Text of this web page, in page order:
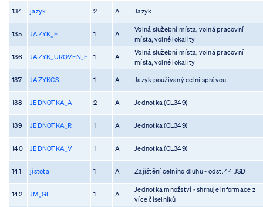
134 jazyk 2 A Jazyk
135 JAZYK_F 1 A
Volná služební místa, volná pracovní
místa, volné lokality
136 JAZYK_UROVEN_F 1 A
Volná služební místa, volná pracovní
místa, volné lokality
137 JAZYKCS 1 A Jazyk používaný celní správou
138 JEDNOTKA_A 2 A Jednotka (CL349)
139 JEDNOTKA_R 1 A Jednotka (CL349)
140 JEDNOTKA_V 1 A Jednotka (CL349)
141 jistota 1 A Zajištění celního dluhu - odst. 44 JSD
142 JM_GL 1 A
Jednotka množství - shrnuje informace z
více číselníků